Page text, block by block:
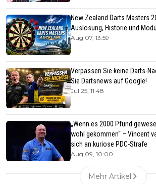
New Zealand Darts Masters
Auslosung, Historie und
Aug 07, 13:59
Verpassen Sie keine Darts-
Sie Dartsnews auf Google!
Jul 25, 11:48
„Wenn es 2000 Pfund
wohl gekommen“ – Vincent
sich an kuriose PDC-Strafe
Aug 09, 10:00
Mehr Artikel